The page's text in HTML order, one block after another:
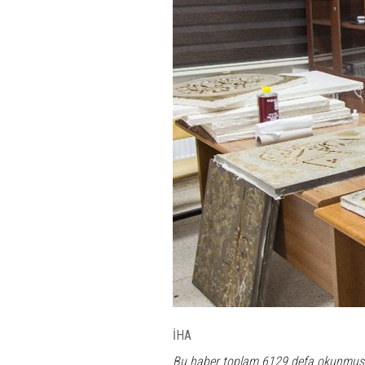
İHA
Bu haber toplam 6129 defa